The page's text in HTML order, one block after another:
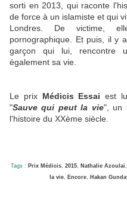
sorti en 2013, qui raconte
de force à un islamiste et qui
Londres. De victime,
pornographique. Et puis, il y
garçon qui lui, rencontre
également sa vie.
Le prix Médicis Essai est
"Sauve qui peut la vie", un
l'histoire du XXème siècle.
Tags : Prix Médicis, 2015, Nathalie Azoulai,
la vie, Encore, Hakan